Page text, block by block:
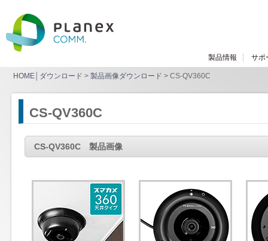
製品情報 サポ
HOME ダウンロード > 製品画像ダウンロード > CS-QV360C
CS-QV360C
CS-QV360C 製品画像